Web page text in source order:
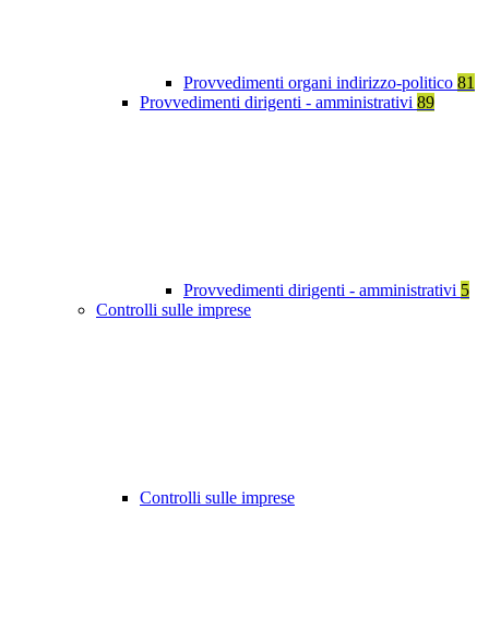
Provvedimenti organi indirizzo-politico 81
Provvedimenti dirigenti - amministrativi 89
Provvedimenti dirigenti - amministrativi 5
Controlli sulle imprese
Controlli sulle imprese